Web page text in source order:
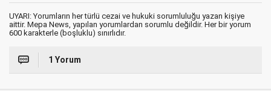
UYARI: Yorumların her türlü cezai ve hukuki sorumluluğu yazan kişiye
aittir. Mepa News, yapılan yorumlardan sorumlu değildir. Her bir yorum
600 karakterle (boşluklu) sınırlıdır.
1 Yorum